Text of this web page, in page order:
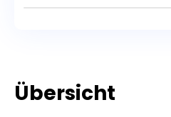
Übersicht